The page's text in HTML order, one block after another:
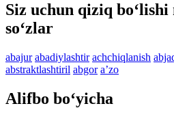
Siz uchun qiziq
so‘zlar
abajur abadiylashtir achchiqlanish
abstraktlashtiril abgor aʼzo
Alifbo bo‘yicha